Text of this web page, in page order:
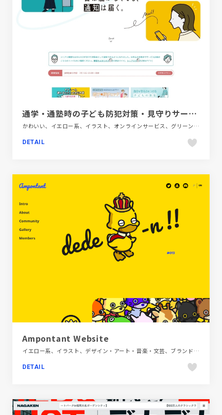
通学・通塾時の子ども防犯対策・見守りサービスは【まもレール】
かわいい、イエロー系、イラスト、オンラインサービス、グリーン系、シンプル、ナチュラル、フラットデザイン、ブランド・サービスサイト、ホワイト系、ポップ、手書き・ハンドメイド、自動車・乗り物・交通
DETAIL
Ampontant Website
イエロー系、イラスト、デザイン・アート・音楽・文芸、ブランド・サービスサイト、ポップ、多言語対応
DETAIL